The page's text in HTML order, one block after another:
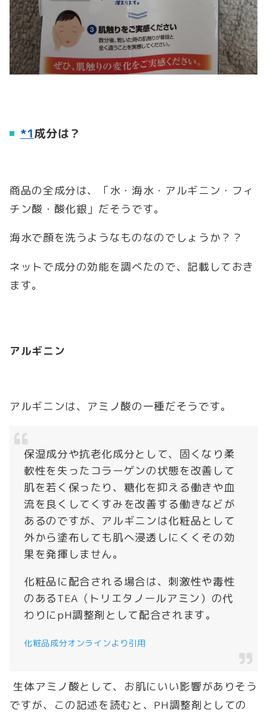
*1成分は？
商品の全成分は、「水・海水・アルギニン・フィ
チン酸・酸化銀」だそうです。
海水で顔を洗うようなものなのでしょうか？？
ネットで成分の効能を調べたので、記載しておき
ます。
アルギニン
アルギニンは、アミノ酸の一種だそうです。
保湿成分や抗老化成分として、固くなり柔
軟性を失ったコラーゲンの状態を改善して
肌を若く保ったり、糖化を抑える働きや血
流を良くしてくすみを改善する働きなどが
あるのですが、アルギニンは化粧品として
外から塗布しても肌へ浸透しにくくその効
果を発揮しません。
化粧品に配合される場合は、刺激性や毒性
のあるTEA（トリエタノールアミン）の代
わりにpH調整剤として配合されます。
化粧品成分オンラインより引用
生体アミノ酸として、お肌にいい影響がありそう
ですが、この記述を読むと、PH調整剤としての